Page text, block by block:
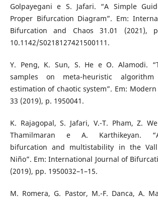
Golpayegani e S. Jafari. “A Simple
Proper Bifurcation Diagram”. Em:
Bifurcation and Chaos 31.01 (2021),
10.1142/S0218127421500111.
Y. Peng, K. Sun, S. He e O. Alamodi.
samples on meta-heuristic
estimation of chaotic system”. Em: Modern
33 (2019), p. 1950041.
K. Rajagopal, S. Jafari, V.-T. Pham, Z.
Thamilmaran e A. Karthikeyan.
bifurcation and multistability in the
Niño”. Em: International Journal of
(2019), pp. 1950032–1–15.
M. Romera, G. Pastor, M.-F. Danca, A.